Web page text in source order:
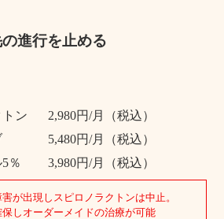
進行を止める
ン
2,980円/月（税込）
5,480円/月（税込）
％
3,980円/月（税込）
が出現しスピロノラクトンは中止。
しオーダーメイドの治療が可能